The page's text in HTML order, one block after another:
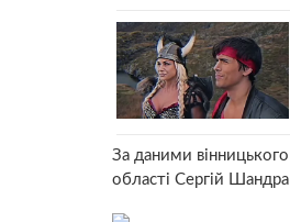
За даними
області Сергій